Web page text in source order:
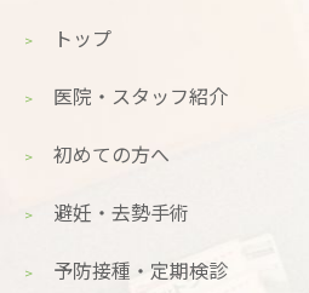
トップ
医院・スタッフ紹介
初めての方へ
避妊・去勢手術
予防接種・定期検診